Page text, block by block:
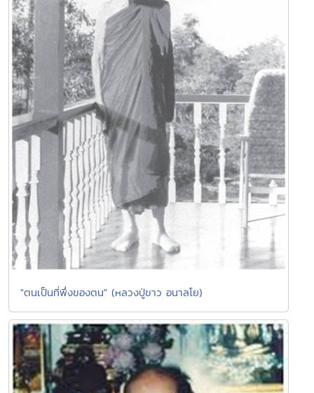
"ตนเป็นที่พึ่งของตน" (หลวงปู่ขาว อนาลโย)